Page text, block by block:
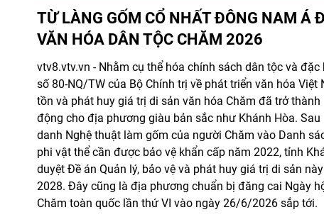
TỪ LÀNG GỐM CỔ NHẤT ĐÔNG NAM Á
VĂN HÓA DÂN TỘC CHĂM 2026
vtv8.vtv.vn - Nhằm cụ thể hóa chính sách dân tộc và đặc
số 80-NQ/TW của Bộ Chính trị về phát triển văn hóa Việt
tồn và phát huy giá trị di sản văn hóa Chăm đã trở
động cho địa phương giàu bản sắc như Khánh Hòa. Sau
danh Nghệ thuật làm gốm của người Chăm vào Danh
phi vật thể cần được bảo vệ khẩn cấp năm 2022, tỉnh
duyệt Đề án Quản lý, bảo vệ và phát huy giá trị di sản
2028. Đây cũng là địa phương chuẩn bị đăng cai Ngày
Chăm toàn quốc lần thứ VI vào ngày 26/6/2026 sắp tới.